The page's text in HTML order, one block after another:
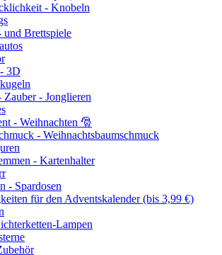
- Knobeln
und Brettspiele
3D
Zauber - Jonglieren
- Weihnachten 🎅
- Weihnachtsbaumschmuck
- Kartenhalter
- Spardosen
für den Adventskalender (bis 3,99 €)
Lampen